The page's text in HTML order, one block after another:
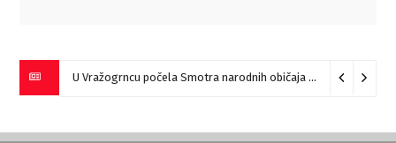
U Vražogrncu počela Smotra narodnih običaja „Vražogrnački točak“